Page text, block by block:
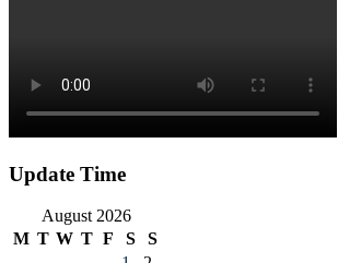
Update Time
August 2026
M T W T F S
S